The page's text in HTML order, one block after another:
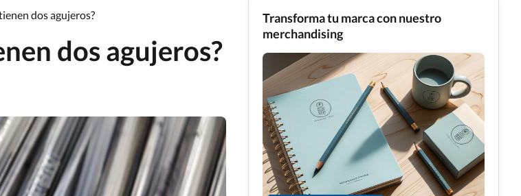
dos agujeros?
dos agujeros?
Transforma tu marca con nuestro
merchandising